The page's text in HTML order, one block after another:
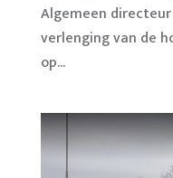
Algemeen
verlenging van de
op...